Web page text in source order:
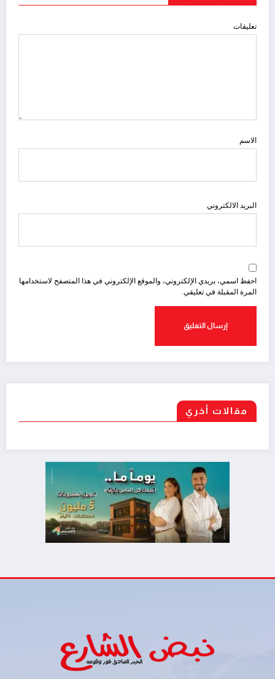
تعليقات
الاسم
البريد الالكتروني
احفظ اسمي، بريدي الإلكتروني، والموقع الإلكتروني في هذا المتصفح لاستخدامها
المرة المقبلة في تعليقي.
مقالات أخري